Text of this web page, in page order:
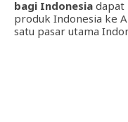
bagi Indonesia dapat
produk Indonesia ke
satu pasar utama